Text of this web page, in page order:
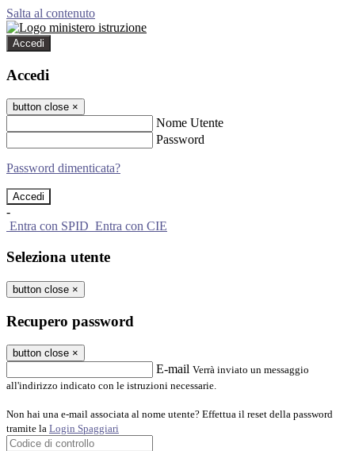
Salta al contenuto
Accedi
Accedi
button close ×
Nome Utente
Password
Password dimenticata?
-
Entra con SPID Entra con CIE
Seleziona utente
button close ×
Recupero password
button close ×
E-mail Verrà inviato un messaggio
all'indirizzo indicato con le istruzioni necessarie.
Non hai una e-mail associata al nome utente? Effettua il reset della password
tramite la Login Spaggiari